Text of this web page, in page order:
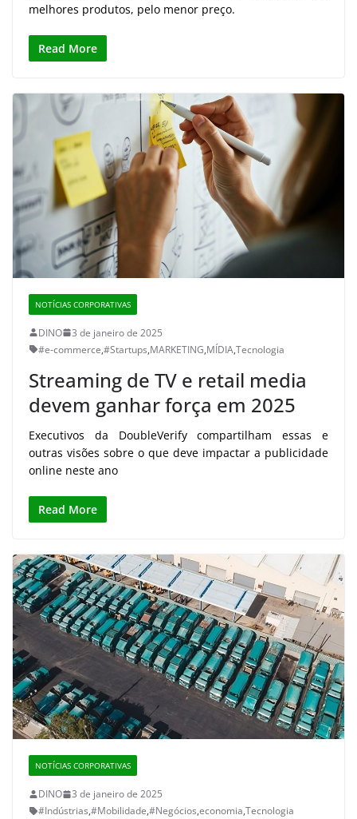
melhores produtos, pelo menor preço.
Read More
NOTÍCIAS CORPORATIVAS
DINO
3 de janeiro de 2025
#e-commerce,#Startups,MARKETING,MÍDIA,Tecnologia
Streaming de TV e retail media
devem ganhar força em 2025
Executivos da DoubleVerify compartilham essas e
outras visões sobre o que deve impactar a publicidade
online neste ano
Read More
NOTÍCIAS CORPORATIVAS
DINO
3 de janeiro de 2025
#Indústrias,#Mobilidade,#Negócios,economia,Tecnologia